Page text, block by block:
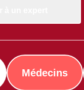
Médecins